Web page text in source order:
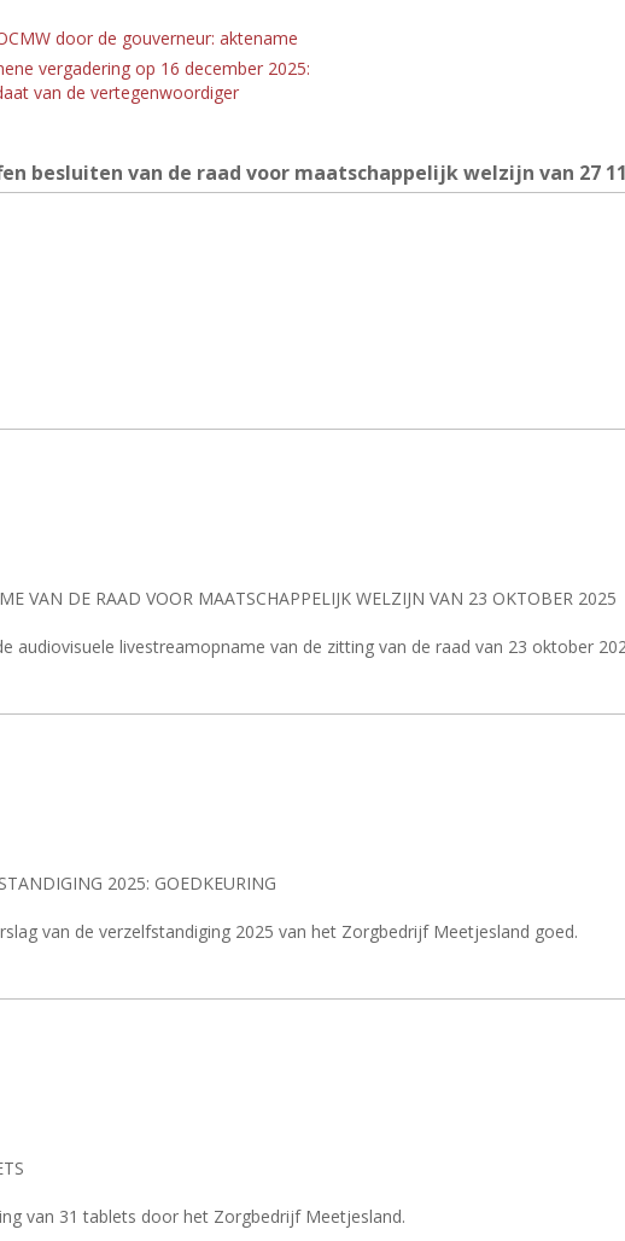
door de gouverneur: aktename
vergadering op 16 december 2025:
van de vertegenwoordiger
besluiten van de raad voor maatschappelijk welzijn van 27
VAN DE RAAD VOOR MAATSCHAPPELIJK WELZIJN VAN 23 OKTOBER 2025
audiovisuele livestreamopname van de zitting van de raad van 23 oktober
2025: GOEDKEURING
van de verzelfstandiging 2025 van het Zorgbedrijf Meetjesland goed.
van 31 tablets door het Zorgbedrijf Meetjesland.